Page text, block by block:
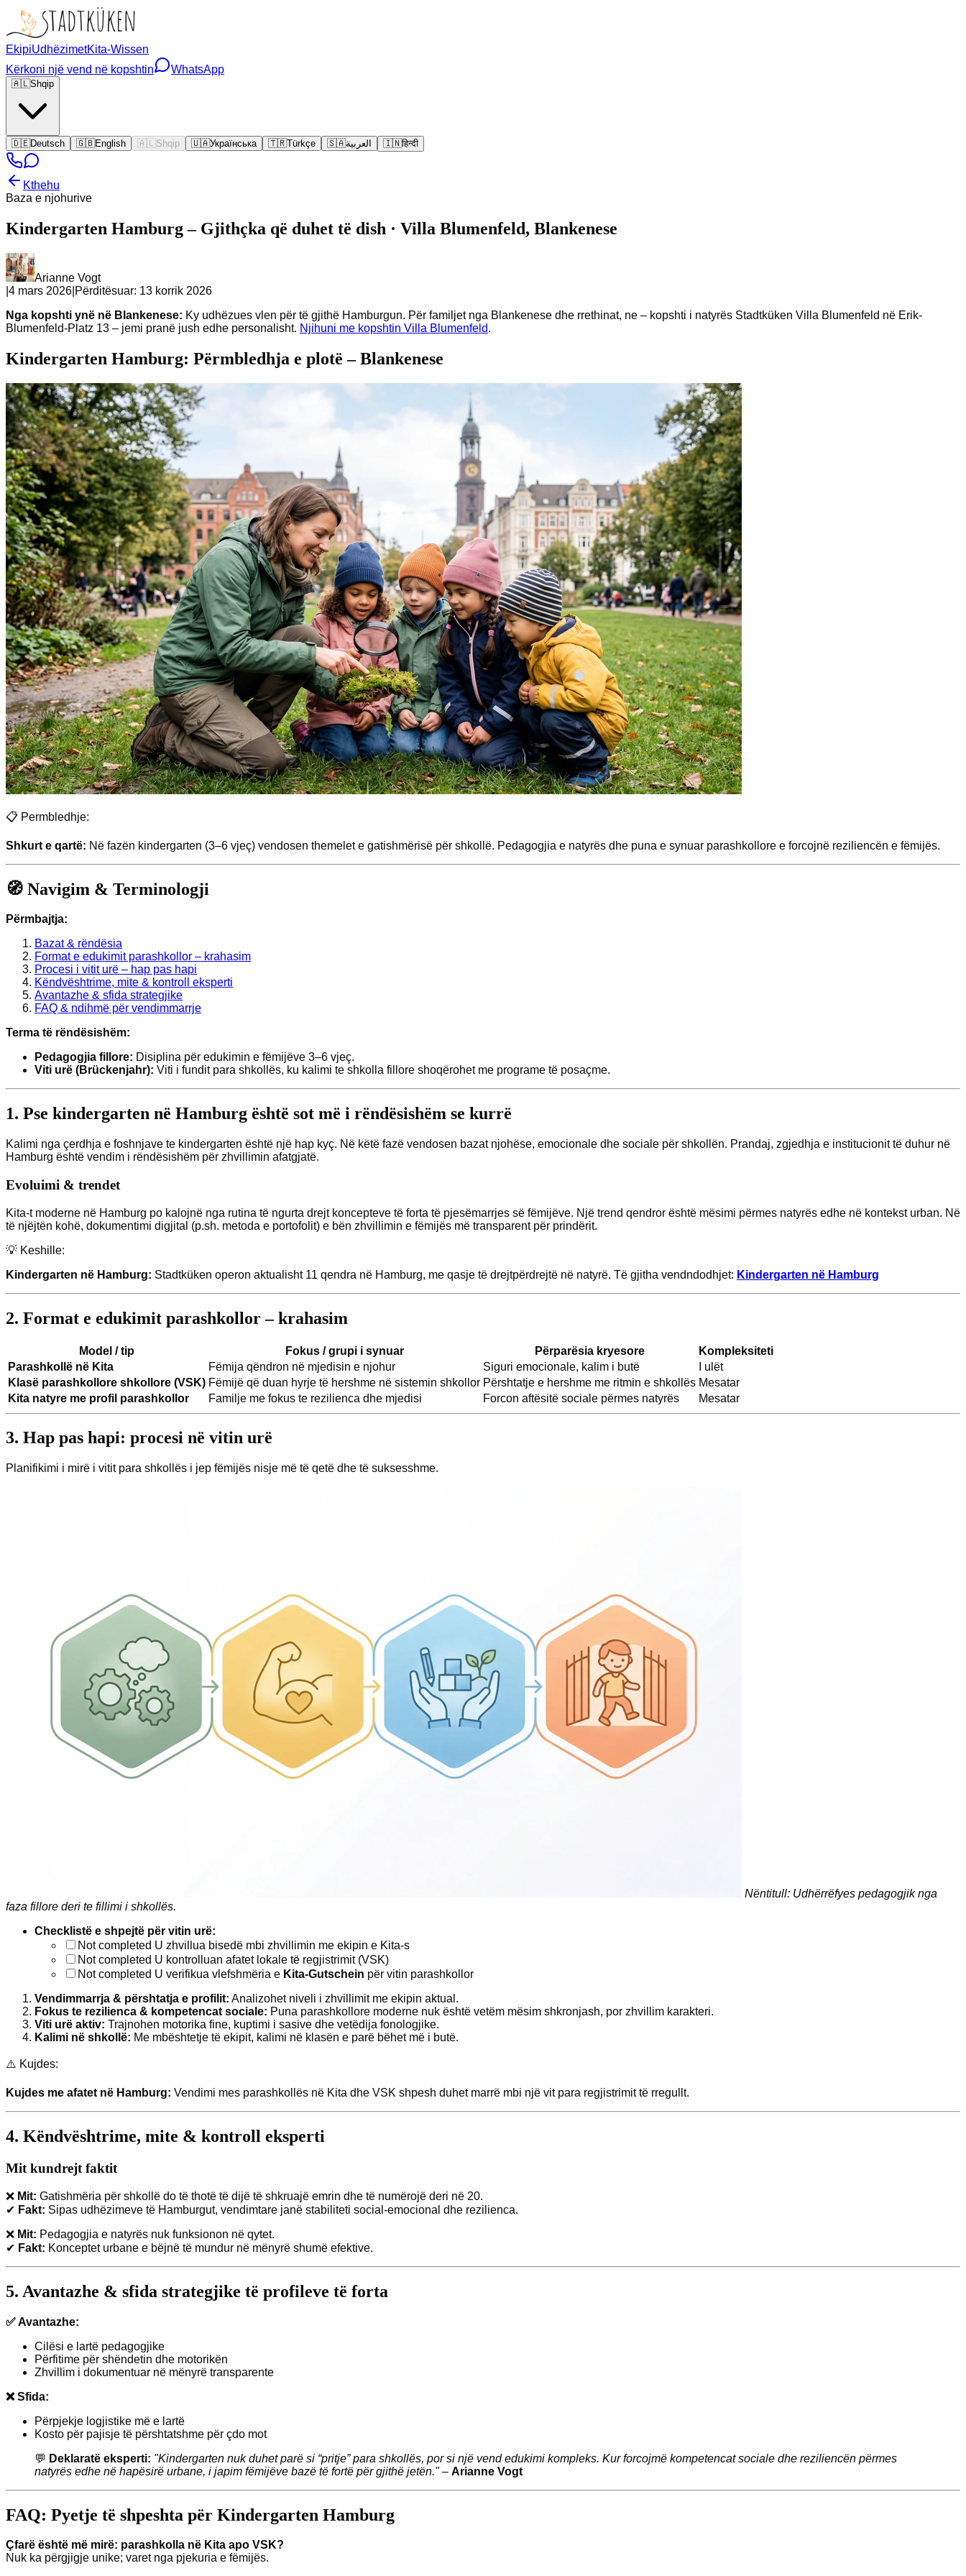
EkipiUdhëzimetKita-Wissen
Kërkoni një vend në kopshtin
WhatsApp
🇦🇱Shqip
🇩🇪Deutsch 🇬🇧English 🇦🇱 Shqip 🇺🇦Українська 🇹🇷Türkçe 🇸🇦العربية 🇮🇳हिन्दी
Kthehu
Baza e njohurive
Kindergarten Hamburg – Gjithçka që duhet të dish · Villa Blumenfeld, Blankenese
Arianne Vogt
4 mars 2026 Përditësuar: 13 korrik 2026
Nga kopshti ynë në Blankenese: Ky udhëzues vlen për të gjithë Hamburgun. Për familjet nga Blankenese dhe rrethinat, ne – kopshti i natyrës Stadtküken Villa Blumenfeld në Erik-
Blumenfeld-Platz 13 – jemi pranë jush edhe personalisht. Njihuni me kopshtin Villa Blumenfeld.
Kindergarten Hamburg: Përmbledhja e plotë – Blankenese
📋 Permbledhje:
Shkurt e qartë: Në fazën kindergarten (3–6 vjeç) vendosen themelet e gatishmërisë për shkollë. Pedagogjia e natyrës dhe puna e synuar parashkollore e forcojnë reziliencën e fëmijës.
🧭 Navigim & Terminologji
Përmbajtja:
Bazat & rëndësia
Format e edukimit parashkollor – krahasim
Procesi i vitit urë – hap pas hapi
Këndvështrime, mite & kontroll eksperti
Avantazhe & sfida strategjike
FAQ & ndihmë për vendimmarrje
Terma të rëndësishëm:
Pedagogjia fillore: Disiplina për edukimin e fëmijëve 3–6 vjeç.
Viti urë (Brückenjahr): Viti i fundit para shkollës, ku kalimi te shkolla fillore shoqërohet me programe të posaçme.
1. Pse kindergarten në Hamburg është sot më i rëndësishëm se kurrë
Kalimi nga çerdhja e foshnjave te kindergarten është një hap kyç. Në këtë fazë vendosen bazat njohëse, emocionale dhe sociale për shkollën. Prandaj, zgjedhja e institucionit të duhur në
Hamburg është vendim i rëndësishëm për zhvillimin afatgjatë.
Evoluimi & trendet
Kita-t moderne në Hamburg po kalojnë nga rutina të ngurta drejt koncepteve të forta të pjesëmarrjes së fëmijëve. Një trend qendror është mësimi përmes natyrës edhe në kontekst urban. Në
të njëjtën kohë, dokumentimi digjital (p.sh. metoda e portofolit) e bën zhvillimin e fëmijës më transparent për prindërit.
💡 Keshille:
Kindergarten në Hamburg: Stadtküken operon aktualisht 11 qendra në Hamburg, me qasje të drejtpërdrejtë në natyrë. Të gjitha vendndodhjet: Kindergarten në Hamburg
2. Format e edukimit parashkollor – krahasim
Model / tip Fokus / grupi i synuar Përparësia kryesore
Kompleksiteti
Parashkollë në Kita
Fëmija qëndron në mjedisin e njohur Siguri emocionale, kalim i butë
I ulët
Klasë parashkollore shkollore (VSK) Fëmijë që duan hyrje të hershme në sistemin shkollor Përshtatje e hershme me ritmin e shkollës Mesatar
Kita natyre me profil parashkollor
Familje me fokus te rezilienca dhe mjedisi Forcon aftësitë sociale përmes natyrës Mesatar
3. Hap pas hapi: procesi në vitin urë
Planifikimi i mirë i vitit para shkollës i jep fëmijës nisje më të qetë dhe të suksesshme.
Nëntitull: Udhërrëfyes pedagogjik nga
faza fillore deri te fillimi i shkollës.
Checklistë e shpejtë për vitin urë:
Not completed U zhvillua bisedë mbi zhvillimin me ekipin e Kita-s
Not completed U kontrolluan afatet lokale të regjistrimit (VSK)
Not completed U verifikua vlefshmëria e Kita-Gutschein për vitin parashkollor
Vendimmarrja & përshtatja e profilit: Analizohet niveli i zhvillimit me ekipin aktual.
Fokus te rezilienca & kompetencat sociale: Puna parashkollore moderne nuk është vetëm mësim shkronjash, por zhvillim karakteri.
Viti urë aktiv: Trajnohen motorika fine, kuptimi i sasive dhe vetëdija fonologjike.
Kalimi në shkollë: Me mbështetje të ekipit, kalimi në klasën e parë bëhet më i butë.
⚠️ Kujdes:
Kujdes me afatet në Hamburg: Vendimi mes parashkollës në Kita dhe VSK shpesh duhet marrë mbi një vit para regjistrimit të rregullt.
4. Këndvështrime, mite & kontroll eksperti
Mit kundrejt faktit
❌ Mit: Gatishmëria për shkollë do të thotë të dijë të shkruajë emrin dhe të numërojë deri në 20.
✔ Fakt: Sipas udhëzimeve të Hamburgut, vendimtare janë stabiliteti social-emocional dhe rezilienca.
❌ Mit: Pedagogjia e natyrës nuk funksionon në qytet.
✔ Fakt: Konceptet urbane e bëjnë të mundur në mënyrë shumë efektive.
5. Avantazhe & sfida strategjike të profileve të forta
✅ Avantazhe:
Cilësi e lartë pedagogjike
Përfitime për shëndetin dhe motorikën
Zhvillim i dokumentuar në mënyrë transparente
❌ Sfida:
Përpjekje logjistike më e lartë
Kosto për pajisje të përshtatshme për çdo mot
💬 Deklaratë eksperti: "Kindergarten nuk duhet parë si “pritje” para shkollës, por si një vend edukimi kompleks. Kur forcojmë kompetencat sociale dhe reziliencën përmes
natyrës edhe në hapësirë urbane, i japim fëmijëve bazë të fortë për gjithë jetën."– Arianne Vogt
FAQ: Pyetje të shpeshta për Kindergarten Hamburg
Çfarë është më mirë: parashkolla në Kita apo VSK?
Nuk ka përgjigje unike; varet nga pjekuria e fëmijës.